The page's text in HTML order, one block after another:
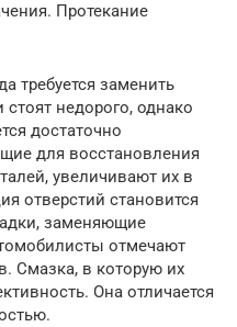
Протекание
требуется заменить
недорого, однако
достаточно
для восстановления
увеличивают их в
отверстий становится
заменяющие
отмечают
Смазка, в которую их
Она отличается